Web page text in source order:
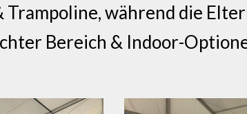
während die
Bereich & Indoor-